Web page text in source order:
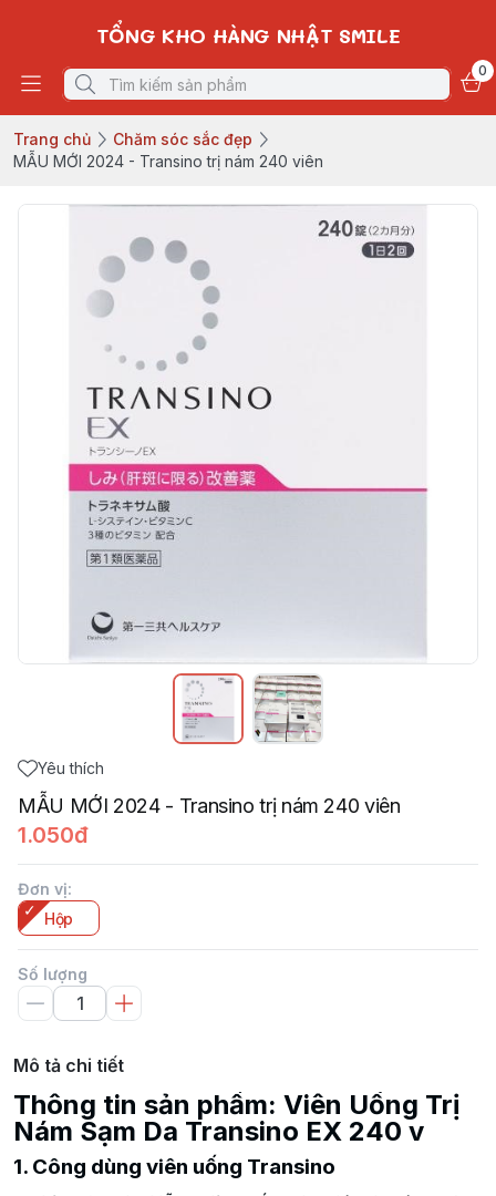
TỔNG KHO HÀNG NHẬT SMILE
0
Trang chủ
Chăm sóc sắc đẹp
MẪU MỚI 2024 - Transino trị nám 240 viên
Yêu thích
MẪU MỚI 2024 - Transino trị nám 240 viên
1.050đ
Đơn vị:
Hộp
Số lượng
Mô tả chi tiết
Thông tin sản phẩm: Viên Uống Trị
Nám Sạm Da Transino EX 240 v
1. Công dùng viên uống Transino